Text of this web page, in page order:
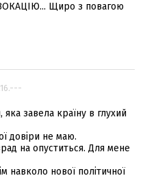
Щиро з повагою
завела країну в глухий
довіри не маю.
на опуститься. Для мене
навколо нової політичної